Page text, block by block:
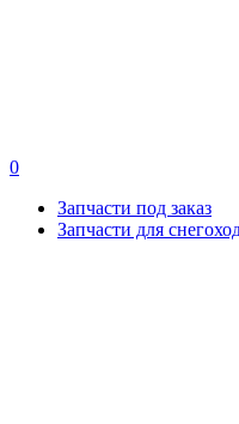
0
Запчасти под заказ
Запчасти для